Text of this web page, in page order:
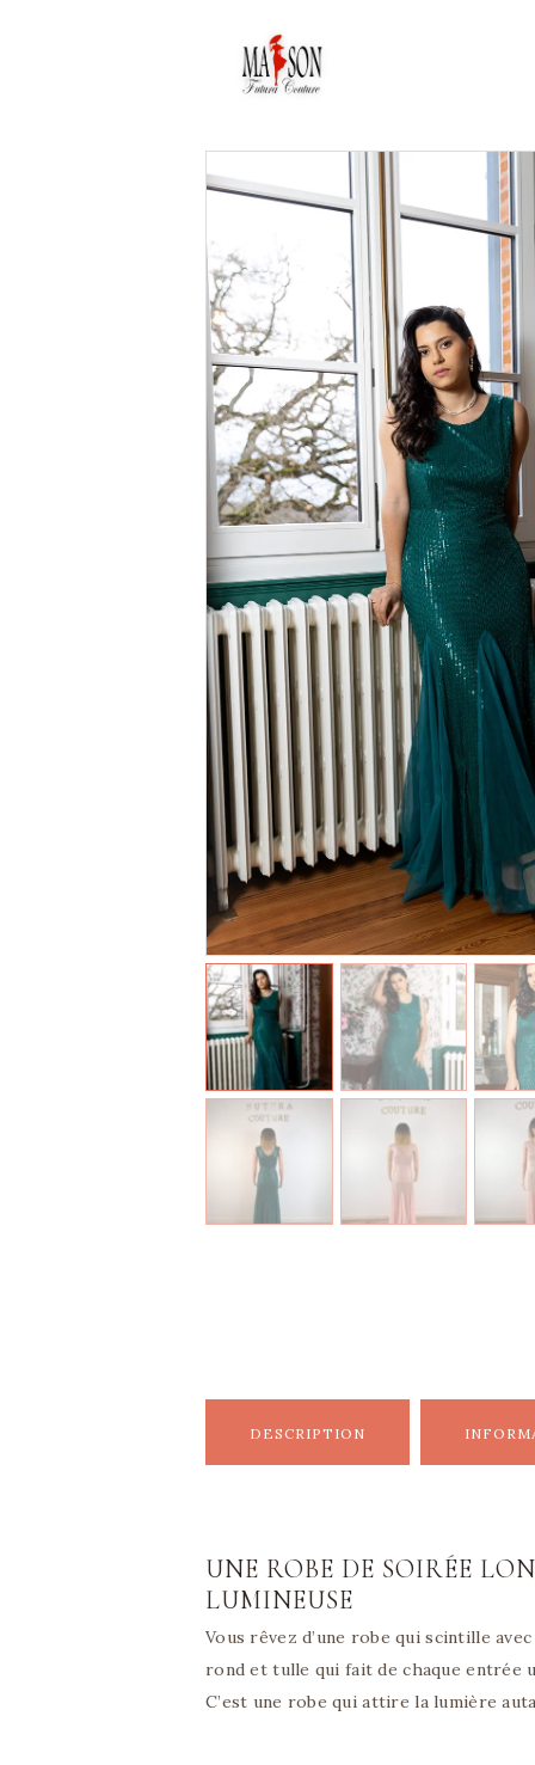
DESCRIPTION
UNE ROBE DE SOIRÉE
LUMINEUSE
Vous rêvez d’une robe qui scintille
rond et tulle qui fait de chaque entrée
C’est une robe qui attire la lumière